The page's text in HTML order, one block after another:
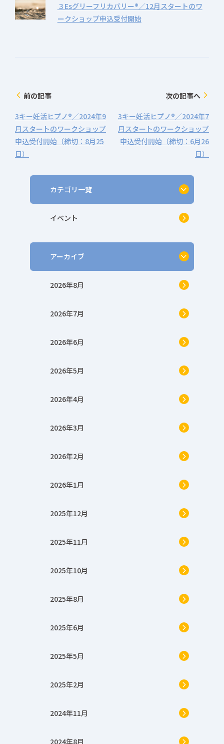
３Esグリーフリカバリー®／12月スタートのワ
ークショップ申込受付開始
arrow_back_ios 前の記事
3キー妊活ヒプノ®／2024年9
月スタートのワークショップ
申込受付開始（締切：8月25
日）
次の記事へ arrow_forward_ios
3キー妊活ヒプノ®／2024年7
月スタートのワークショップ
申込受付開始（締切：6月26
日）
カテゴリ一覧
イベント
アーカイブ
2026年8月
2026年7月
2026年6月
2026年5月
2026年4月
2026年3月
2026年2月
2026年1月
2025年12月
2025年11月
2025年10月
2025年8月
2025年6月
2025年5月
2025年2月
2024年11月
2024年8月